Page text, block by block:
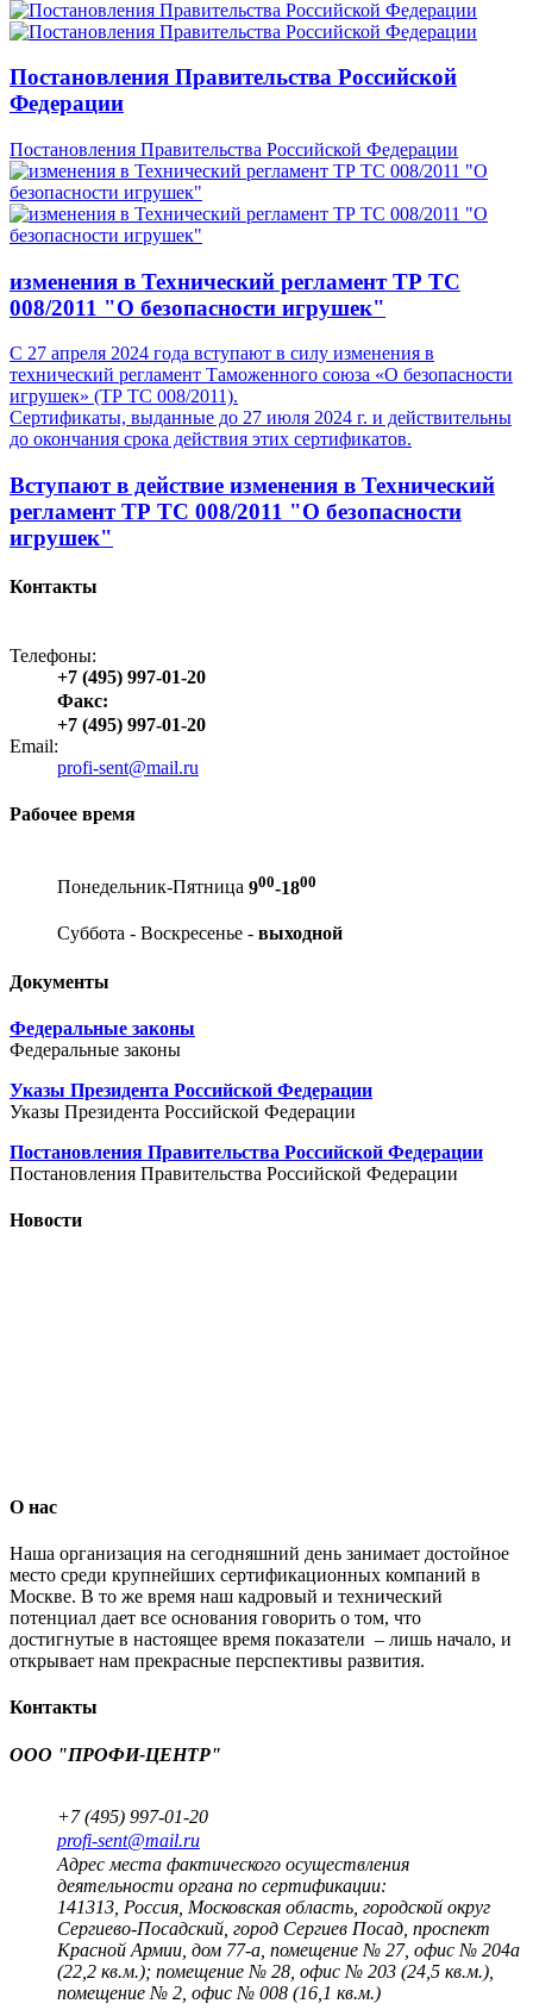
Постановления Правительства Российской
Федерации
Постановления Правительства Российской Федерации
изменения в Технический регламент ТР ТС
008/2011 "О безопасности игрушек"
С 27 апреля 2024 года вступают в силу изменения в
технический регламент Таможенного союза «О безопасности
игрушек» (ТР ТС 008/2011).
Сертификаты, выданные до 27 июля 2024 г. и действительны
до окончания срока действия этих сертификатов.
Вступают в действие изменения в Технический
регламент ТР ТС 008/2011 "О безопасности
игрушек"
Контакты
Телефоны:
+7 (495) 997-01-20
Факс:
+7 (495) 997-01-20
Email:
profi-sent@mail.ru
Рабочее время
Понедельник-Пятница 900-1800
Суббота - Воскресенье - выходной
Документы
Федеральные законы
Федеральные законы
Указы Президента Российской Федерации
Указы Президента Российской Федерации
Постановления Правительства Российской Федерации
Постановления Правительства Российской Федерации
Новости
О нас
Наша организация на сегодняшний день занимает достойное
место среди крупнейших сертификационных компаний в
Москве. В то же время наш кадровый и технический
потенциал дает все основания говорить о том, что
достигнутые в настоящее время показатели – лишь начало, и
открывает нам прекрасные перспективы развития.
Контакты
ООО "ПРОФИ-ЦЕНТР"
+7 (495) 997-01-20
profi-sent@mail.ru
Адрес места фактического осуществления
деятельности органа по сертификации:
141313, Россия, Московская область, городской округ
Сергиево-Посадский, город Сергиев Посад, проспект
Красной Армии, дом 77-а, помещение № 27, офис № 204а
(22,2 кв.м.); помещение № 28, офис № 203 (24,5 кв.м.),
помещение № 2, офис № 008 (16,1 кв.м.)